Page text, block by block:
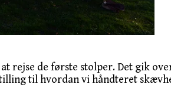
rejse de første stolper. Det gik
til hvordan vi håndteret